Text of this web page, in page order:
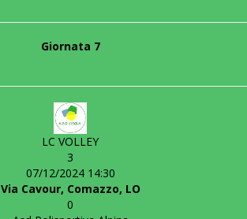
Giornata 7
LC VOLLEY
3
07/12/2024 14:30
Via Cavour, Comazzo, LO
0